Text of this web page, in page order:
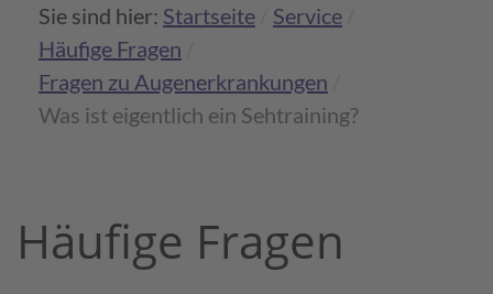
Sie sind hier: Startseite
Service
Häufige Fragen
Fragen zu Augen­erkran­kungen
Was ist eigentlich ein Sehtraining?
Häufige Fragen